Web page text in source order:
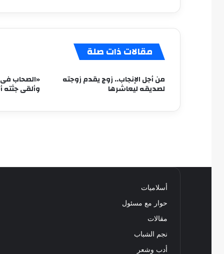
مقالات ذات صلة
من أجل الإنجاب.. زوج يقدم زوجته
لصديقه ليعاشرها
«الصحاب
وألقى
أسلاميات
حوار مع مسئول
مقالات
نجم الشباب
أدب وشعر